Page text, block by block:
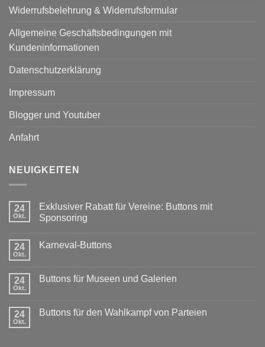
Widerrufsbelehrung & Widerrufsformular
Allgemeine Geschäftsbedingungen mit
Kundeninformationen
Datenschutzerklärung
Impressum
Blogger und Youtuber
Anfahrt
NEUIGKEITEN
24
Okt.
Exklusiver Rabatt für Vereine: Buttons mit
Sponsoring
zu
Vereine:
Buttons
24
Okt.
Karneval-Buttons
Karneval-
24
Okt.
Buttons für Museen und Galerien
Buttons
24
Okt.
Buttons für den Wahlkampf von Parteien